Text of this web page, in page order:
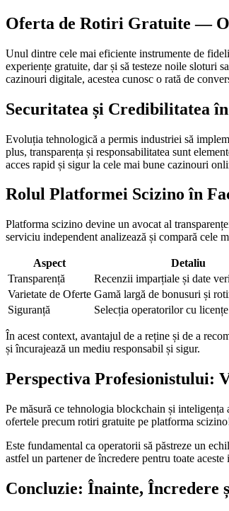
Oferta de Rotiri Gratuite —
Unul dintre cele mai eficiente instrumente de
experiențe gratuite, dar și să testeze noile sloturi
cazinouri digitale, acestea cunosc o rată de
Securitatea și Credibilitatea
Evoluția tehnologică a permis industriei să
plus, transparența și responsabilitatea sunt
acces rapid și sigur la cele mai bune cazinouri
Rolul Platformei Scizino în
Platforma scizino devine un avocat al
serviciu independent analizează și compară cele
Aspect Detaliu
Transparență
Recenzii imparțiale și date
Varietate de Oferte Gamă largă de bonusuri și
Siguranță
Selecția operatorilor cu
În acest context, avantajul de a reține și de a
și încurajează un mediu responsabil și sigur.
Perspectiva
Pe măsură ce tehnologia blockchain și
ofertele precum rotiri gratuite pe platforma
Este fundamental ca operatorii să păstreze un
astfel un partener de încredere pentru toate
Concluzie: Înainte, Încredere